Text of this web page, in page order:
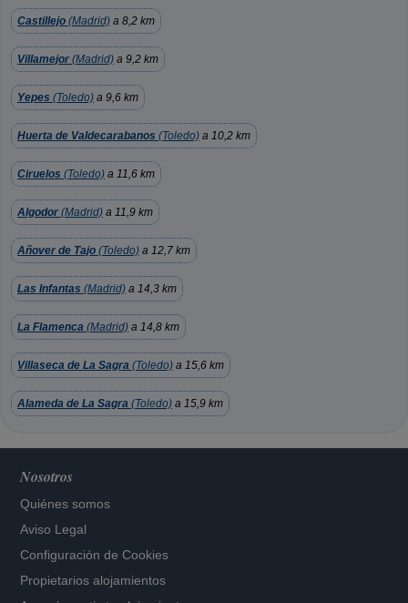
Castillejo (Madrid) a 8,2 km
Villamejor (Madrid) a 9,2 km
Yepes (Toledo) a 9,6 km
Huerta de Valdecarabanos (Toledo) a 10,2 km
Ciruelos (Toledo) a 11,6 km
Algodor (Madrid) a 11,9 km
Añover de Tajo (Toledo) a 12,7 km
Las Infantas (Madrid) a 14,3 km
La Flamenca (Madrid) a 14,8 km
Villaseca de La Sagra (Toledo) a 15,6 km
Alameda de La Sagra (Toledo) a 15,9 km
Nosotros
Quiénes somos
Aviso Legal
Configuración de Cookies
Propietarios alojamientos